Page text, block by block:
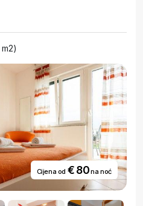
je u ljetnim mjesecima povezana
Veselimo se Vašem
Cijena od € 80na noć